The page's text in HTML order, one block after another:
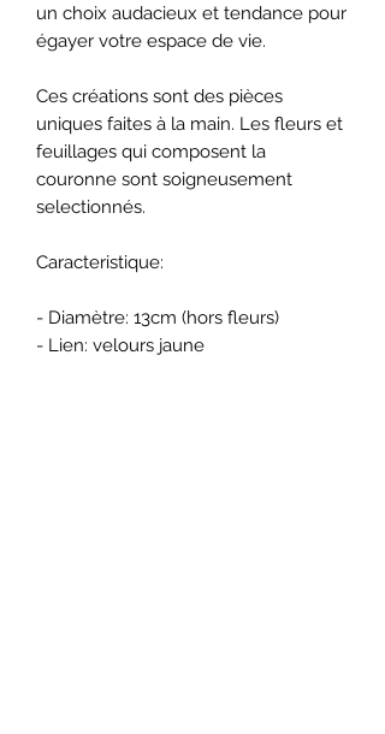
un choix audacieux et tendance pour
égayer votre espace de vie.
Ces créations sont des pièces
uniques faites à la main. Les fleurs et
feuillages qui composent la
couronne sont soigneusement
selectionnés.
Caracteristique:
- Diamètre: 13cm (hors fleurs)
- Lien: velours jaune